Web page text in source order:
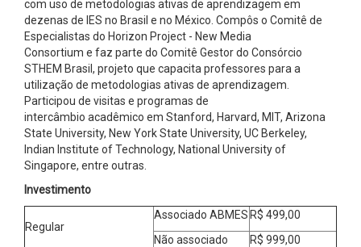
com uso de metodologias ativas de aprendizagem em
dezenas de IES no Brasil e no México. Compôs o Comitê de
Especialistas do Horizon Project - New Media
Consortium e faz parte do Comitê Gestor do Consórcio
STHEM Brasil, projeto que capacita professores para a
utilização de metodologias ativas de aprendizagem.
Participou de visitas e programas de
intercâmbio acadêmico em Stanford, Harvard, MIT, Arizona
State University, New York State University, UC Berkeley,
Indian Institute of Technology, National University of
Singapore, entre outras.
Investimento
Regular
Associado ABMES R$ 499,00
Não associado
R$ 999,00